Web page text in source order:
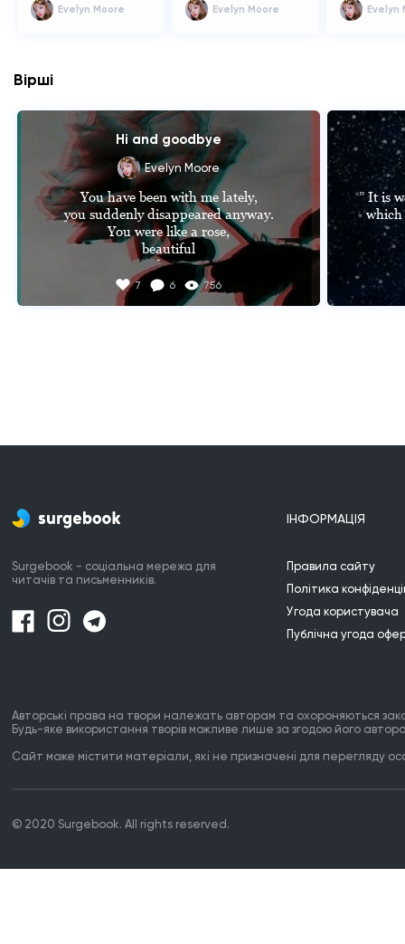
Evelyn Moore Evelyn Moore Evelyn
Вірші
Hi and goodbye
Evelyn Moore
You have been with me lately,
you suddenly disappeared anyway.
You were like a rose,
beautiful
but
prick me.
Just like a rose with it's spines.
7 6 756
” It is
which
Surgebook - соціальна мережа для
читачів та письменників.
ІНФОРМАЦІЯ
Правила сайту
Політика
Угода користувача
Публічна угода
Авторські права на твори належать авторам та охороняються
Будь-яке використання творів можливе лише за згодою його
Сайт може містити матеріали, які не призначені для перегляду
© 2020 Surgebook. All rights reserved.